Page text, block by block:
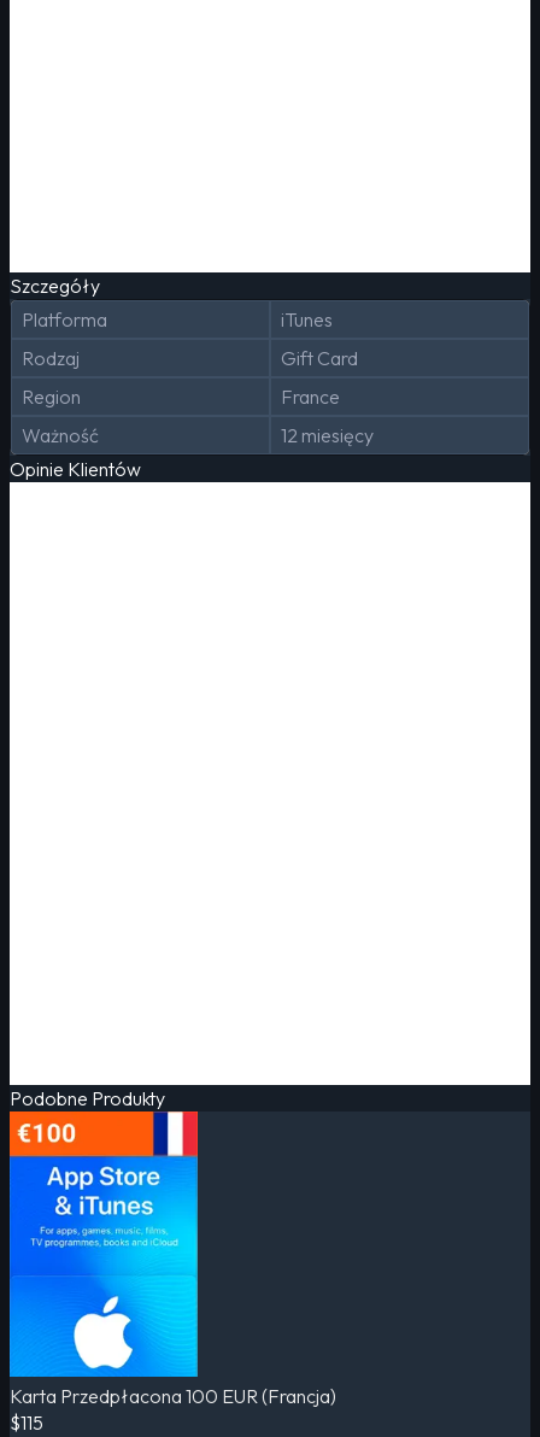
Szczegóły
Platforma
iTunes
Rodzaj
Gift Card
Region
France
Ważność
12 miesięcy
Opinie Klientów
Podobne Produkty
Karta Przedpłacona 100 EUR (Francja)
$115